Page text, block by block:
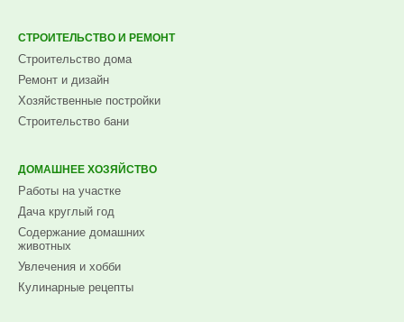
СТРОИТЕЛЬСТВО И РЕМОНТ
Строительство дома
Ремонт и дизайн
Хозяйственные постройки
Строительство бани
ДОМАШНЕЕ ХОЗЯЙСТВО
Работы на участке
Дача круглый год
Содержание домашних
животных
Увлечения и хобби
Кулинарные рецепты